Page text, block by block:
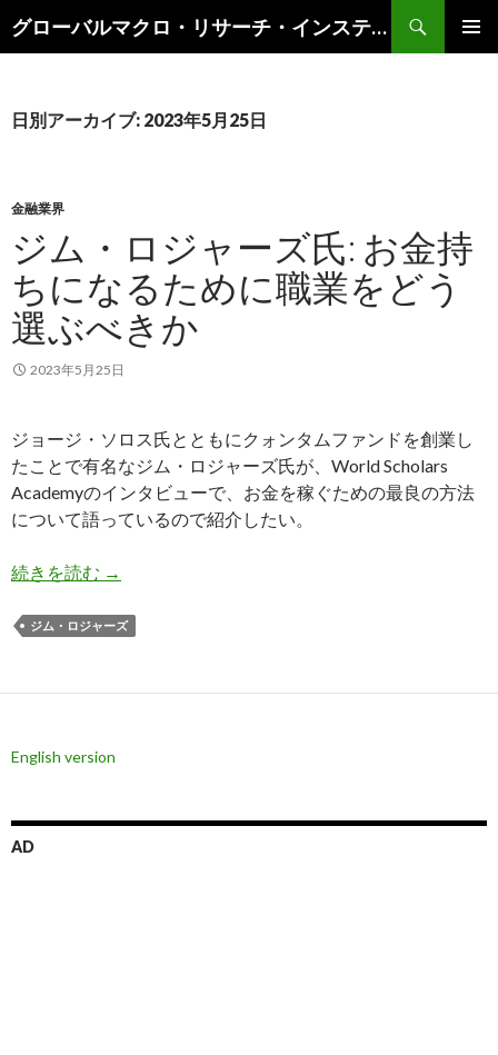
グローバルマクロ・リサーチ・インスティテュート
索
ン
キ
プ
日別アーカイブ: 2023年5月25日
金融業界
ジム・ロジャーズ氏: お金持
ちになるために職業をどう
選ぶべきか
2023年5月25日
ジョージ・ソロス氏とともにクォンタムファンドを創業し
たことで有名なジム・ロジャーズ氏が、World Scholars
Academyのインタビューで、お金を稼ぐための最良の方法
について語っているので紹介したい。
続きを読む ジム・ロジャーズ氏: お金持ちになるために職業
→
ジム・ロジャーズ
English version
AD